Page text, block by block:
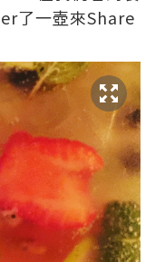
了一壺來Share